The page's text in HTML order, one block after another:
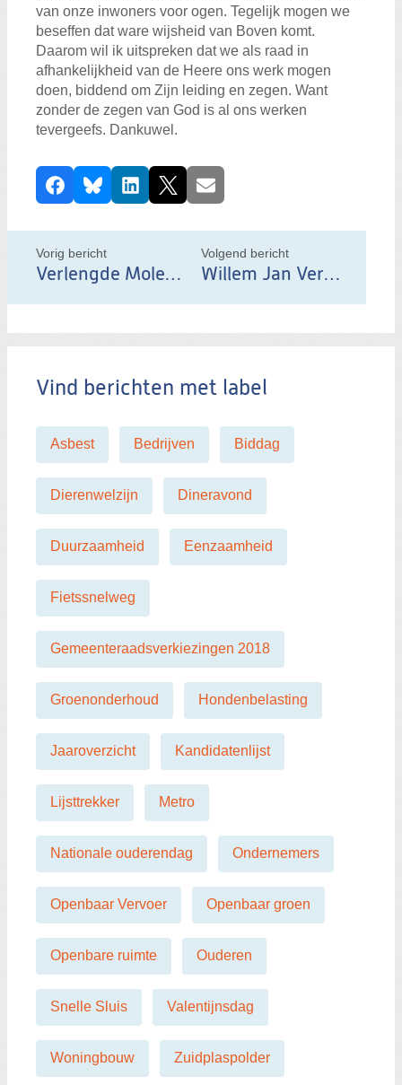
van onze inwoners voor ogen. Tegelijk mogen we
beseffen dat ware wijsheid van Boven komt.
Daarom wil ik uitspreken dat we als raad in
afhankelijkheid van de Heere ons werk mogen
doen, biddend om Zijn leiding en zegen. Want
zonder de zegen van God is al ons werken
tevergeefs. Dankuwel.
D
e
l
d
b
r
h
FacebookBlueskyLinkedIn
X E-mail
Vorig bericht
Verlengde Molengangenpad Rottedijk
Volgend bericht
Willem Jan Verdoes namens ChristenUnie/SGP Zuidplas lijsttrekker gemeenteraadsverkiezingen 2026
Vind berichten met label
Asbest Bedrijven Biddag
Dierenwelzijn Dineravond
Duurzaamheid Eenzaamheid
Fietssnelweg
Gemeenteraadsverkiezingen 2018
Groenonderhoud Hondenbelasting
Jaaroverzicht Kandidatenlijst
Lijsttrekker Metro
Nationale ouderendag Ondernemers
Openbaar Vervoer Openbaar groen
Openbare ruimte Ouderen
Snelle Sluis Valentijnsdag
Woningbouw Zuidplaspolder